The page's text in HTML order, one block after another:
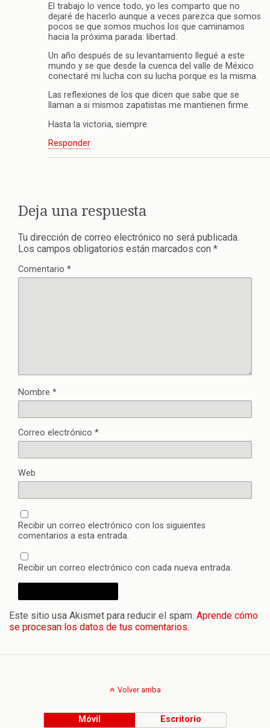
El trabajo lo vence todo, yo les comparto que no
dejaré de hacerlo aunque a veces parezca que somos
pocos se que somos muchos los que caminamos
hacia la próxima parada: libertad.
Un año después de su levantamiento llegué a este
mundo y se que desde la cuenca del valle de México
conectaré mi lucha con su lucha porque es la misma.
Las reflexiones de los que dicen que sabe que se
llaman a si mismos zapatistas me mantienen firme.
Hasta la victoria, siempre.
Responder
Deja una respuesta
Tu dirección de correo electrónico no será publicada.
Los campos obligatorios están marcados con *
Comentario *
Nombre *
Correo electrónico *
Web
Recibir un correo electrónico con los siguientes
comentarios a esta entrada.
Recibir un correo electrónico con cada nueva entrada.
Este sitio usa Akismet para reducir el spam. Aprende cómo
se procesan los datos de tus comentarios.
Volver arriba
Móvil Escritorio